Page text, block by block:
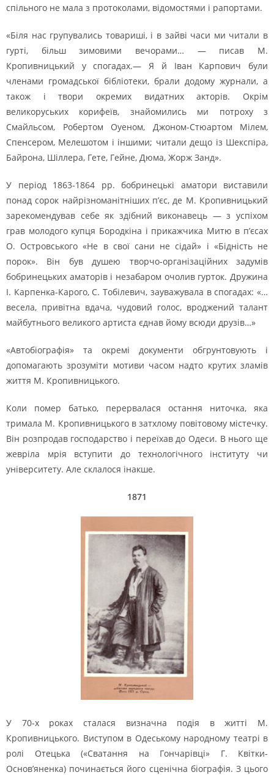
спільного не мала з протоколами, відомостями і рапортами.
«Біля нас групувались товариші, і в зайві часи ми читали в
гурті, більш зимовими вечорами… — писав М.
Кропивницький у спогадах.— Я й Іван Карпович були
членами громадської бібліотеки, брали додому журнали, а
також і твори окремих видатних акторів. Окрім
великоруських корифеїв, знайомились ми потроху з
Смайльсом, Робертом Оуеном, Джоном-Стюартом Мілем,
Спенсером, Мелешотом і іншими; читали дещо із Шекспіра,
Байрона, Шіллера, Гете, Гейне, Дюма, Жорж Занд».
У період 1863-1864 рр. бобринецькі аматори виставили
понад сорок найрізноманітніших п’єс, де М. Кропивницький
зарекомендував себе як здібний виконавець — з успіхом
грав молодого купця Бородкіна і прикажчика Митю в п’єсах
О. Островського «Не в свої сани не сідай» і «Бідність не
порок». Він був душею творчо-організаційних задумів
бобринецьких аматорів і незабаром очолив гурток. Дружина
І. Карпенка-Карого, С. Тобілевич, зауважувала в спогадах: «…
весела, привітна вдача, чудовий голос, вроджений талант
майбутнього великого артиста єднав йому всюди друзів…»
«Автобіографія» та окремі документи обгрунтовують і
допомагають зрозуміти мотиви часом надто крутих зламів
життя М. Кропивницького.
Коли помер батько, перервалася остання ниточка, яка
тримала М. Кропивницького в затхлому повітовому містечку.
Він розпродав господарство і переїхав до Одеси. В нього ще
жевріла мрія вступити до технологічного інституту чи
університету. Але склалося інакше.
1871
У 70-х роках сталася визначна подія в житті М.
Кропивницького. Виступом в Одеському народному театрі в
ролі Отецька («Сватання на Гончарівці» Г. Квітки-
Основ’яненка) починається його сценічна біографія. З цього